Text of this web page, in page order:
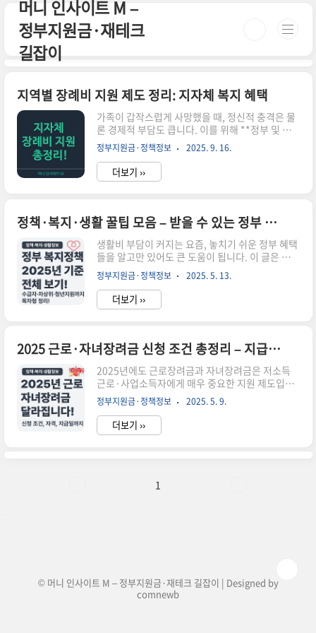
본문 바로가기
머니 인사이트 M –
정부지원금·재테크
길잡이
지역별 장례비 지원 제도 정리: 지자체 복지 혜택
가족이 갑작스럽게 사망했을 때, 정신적 충격은 물
론 경제적 부담도 큽니다. 이를 위해 **정부 및 지
자체에서는 장례비를 지원하는 복지 제도**를 마
련하고 있습니다. 특히 **기초생활수급자, 차상위
계층, 독거노인 등**을 대상으로 한 혜택이 존재하
며, 지역마다 지원 내용이 다르기 때문에 정확한 정
위 장례비 지원 제도보건복지부는 기초생활수급자
사망 시 장례비 80만원을 지원합니다. 이 제도는 전
국 공통으로 시행되며, 사망 신고 후 지자체를 통해
신청할 수 있습니다.지원 대상: 생계·의료급여 수
급자지원 금액: 800,000원 (정액 지원)신청 기한:
사망일로부터 3개월 이내✅ 복지로 홈페이지에서
확인 가능..
정부지원금·정책정보 2025. 9. 16.
더보기 ››
정책·복지·생활 꿀팁 모음 – 받을 수 있는 정부 혜택 한눈에 정리!
생활비 부담이 커지는 요즘, 놓치기 쉬운 정부 혜택
들을 알고만 있어도 큰 도움이 됩니다. 이 글은 기초
생활수급자, 차상위계층, 청년·신혼부부 등 다양한
복지 대상자를 위한 **정부지원 혜택 정보를 한곳
에 모아 정리한 인덱스 글**입니다.2025년 최신
기준으로 지원 자격, 신청 방법, 금액까지 상세히
놓치기 쉬운 정책·복지·생활 정보 총정리 (허브글)
✅ 기초생활수급자 자격과 혜택 총정리 – 2025년
최신 기준 ✅ 차상위계층 신청 방법과 받을 수 있는
지원금은? ✅ 정부24에서 쉽게 신청 가능한 생활지
원금 3가지 ✅ 2025년 긴급복지지원제도 신청 조
건과 절차 정리 ✅ 청년·신혼부부 위한 주거..
정부지원금·정책정보 2025. 5. 13.
더보기 ››
2025 근로·자녀장려금 신청 조건 총정리 – 지급일, 자격, 신청방법까지 한눈에
2025년에도 근로장려금과 자녀장려금은 저소득
근로·사업소득자에게 매우 중요한 지원 제도입니
다. 이번 해에는 지급 기준과 신청 방식이 일부 변경
되었기 때문에, 정확한 자격 조건과 지급일, 신청
방법을 미리 확인하는 것이 필요합니다.✅ 근로·자
녀장려금이란?근로장려금은 일은 하지만 소득이
년 변경된 주요 내용단독 가구 기준 소득 상한:
정부지원금·정책정보 2025. 5. 9.
더보기 ››
1
© 머니 인사이트 M – 정부지원금·재테크 길잡이 | Designed by
comnewb